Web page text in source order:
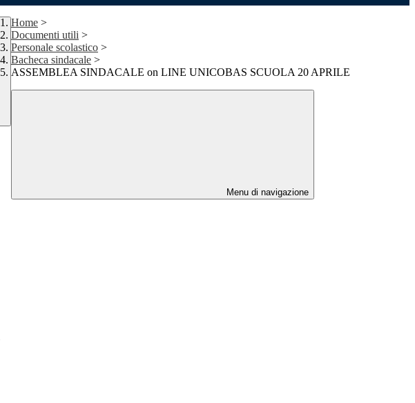
Home >
Documenti utili >
Personale scolastico >
Bacheca sindacale >
ASSEMBLEA SINDACALE on LINE UNICOBAS SCUOLA 20 APRILE
Menu di navigazione